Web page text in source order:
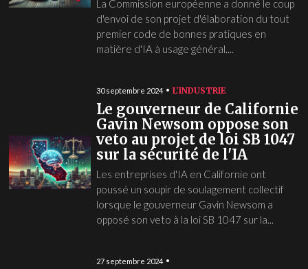
La Commission européenne a donné le coup
d'envoi de son projet d'élaboration du tout
premier code de bonnes pratiques en
matière d'IA à usage général....
30 septembre 2024 L'INDUSTRIE
Le gouverneur de Californie
Gavin Newsom oppose son
veto au projet de loi SB 1047
sur la sécurité de l'IA
Les entreprises d'IA en Californie ont
poussé un soupir de soulagement collectif
lorsque le gouverneur Gavin Newsom a
opposé son veto à la loi SB 1047 sur la...
27 septembre 2024